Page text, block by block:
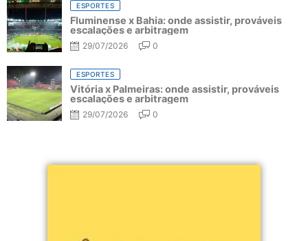
ESPORTES
Fluminense x Bahia: onde assistir, prováveis
escalações e arbitragem
29/07/2026 0
ESPORTES
Vitória x Palmeiras: onde assistir, prováveis
escalações e arbitragem
29/07/2026 0